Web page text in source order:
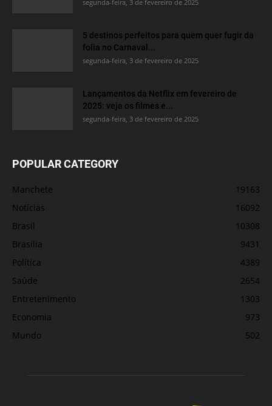
segunda-feira, 3 de fevereiro de 2025
5 destinos perfeitos para quem quer fugir da
folia no Carnaval...
segunda-feira, 3 de fevereiro de 2025
Lançamentos da Netflix em fevereiro de
2025: veja os filmes e...
segunda-feira, 3 de fevereiro de 2025
POPULAR CATEGORY
Manchete
19163
Notícias
16092
Brasil
10308
Brasília
9431
Política
4389
Saúde
2654
Entretenimento
1303
Economia
973
Mundo
502